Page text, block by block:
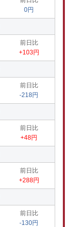
0円
前日比
+103円
前日比
-218円
前日比
+48円
前日比
+288円
前日比
-130円